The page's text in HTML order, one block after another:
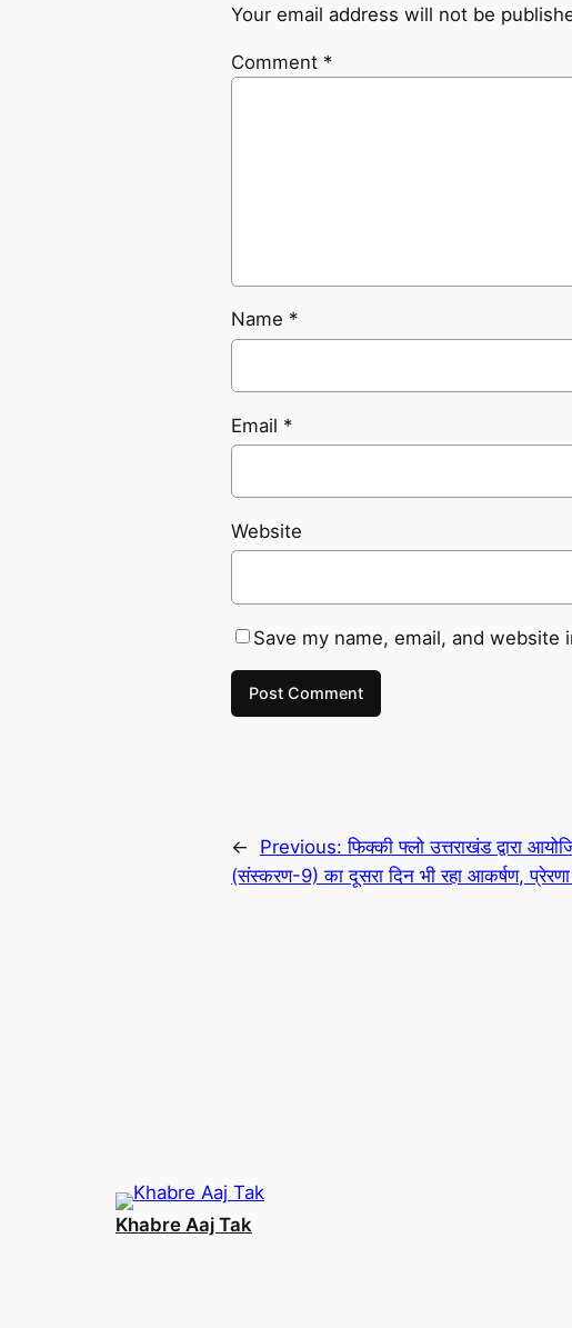
Your email address will not be
Comment *
Name *
Email *
Website
Save my name, email, and
← Previous:फिक्की फ्लो उत्तराखंड द्वारा
(संस्करण-9) का दूसरा दिन भी रहा आकर्षण,
Khabre Aaj Tak